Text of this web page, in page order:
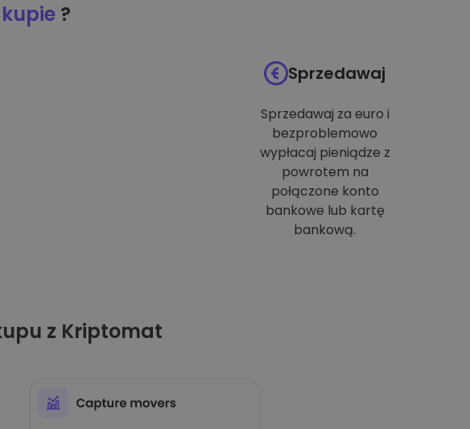
?
Sprzedawaj
Sprzedawaj za euro i
bezproblemowo
wypłacaj pieniądze z
powrotem na
połączone konto
bankowe lub kartę
bankową.
z Kriptomat